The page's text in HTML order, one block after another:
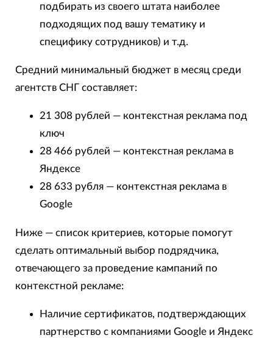
подбирать из своего штата наиболее
подходящих под вашу тематику и
специфику сотрудников) и т.д.
Средний минимальный бюджет в месяц среди
агентств СНГ составляет:
21 308 рублей — контекстная реклама под
ключ
28 466 рублей — контекстная реклама в
Яндексе
28 633 рубля — контекстная реклама в
Google
Ниже — список критериев, которые помогут
сделать оптимальный выбор подрядчика,
отвечающего за проведение кампаний по
контекстной рекламе:
Наличие сертификатов, подтверждающих
партнерство с компаниями Google и Яндекс